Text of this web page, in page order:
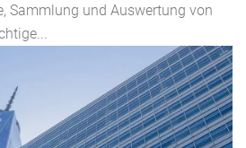
Sammlung und Auswertung von